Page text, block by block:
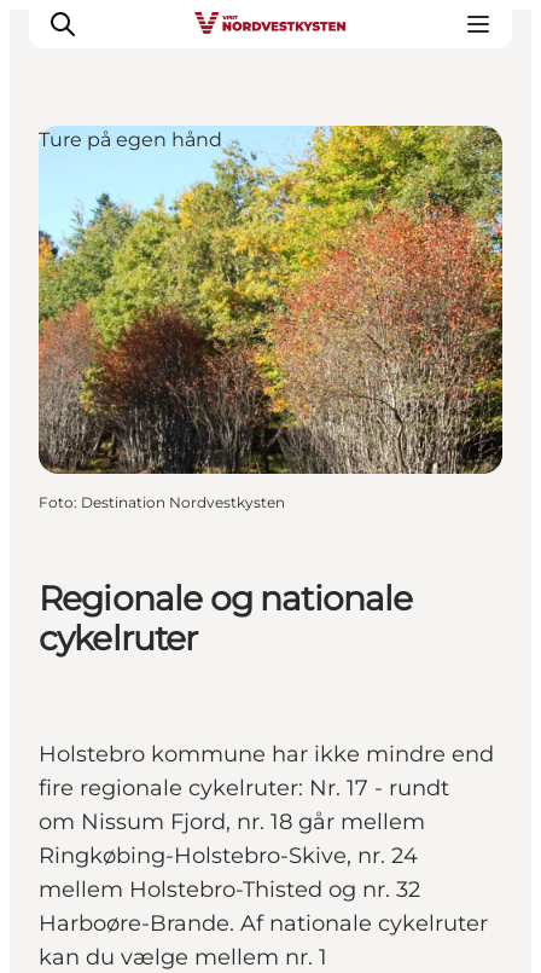
Feriesteder
Inspiration
Handicapvenlig ferie
Events
Overnatning
Planlæg din ferie
Regionale og nationale
cykelruter
Holstebro kommune har ikke mindre end
fire regionale cykelruter: Nr. 17 - rundt
om Nissum Fjord, nr. 18 går mellem
Ringkøbing-Holstebro-Skive, nr. 24
mellem Holstebro-Thisted og nr. 32
Harboøre-Brande. Af nationale cykelruter
kan du vælge mellem nr. 1
Ture på egen hånd
Foto: Destination Nordvestkysten